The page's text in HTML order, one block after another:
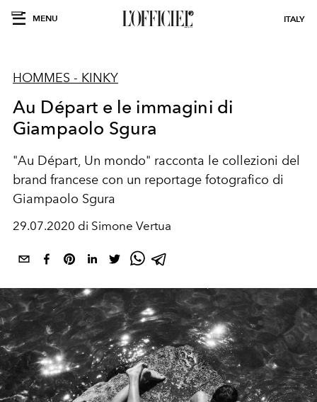
MENU ITALY
HOMMES - KINKY
Au Départ e le immagini di
Giampaolo Sgura
"Au Départ, Un mondo" racconta le collezioni del
brand francese con un reportage fotografico di
Giampaolo Sgura
29.07.2020 di Simone Vertua